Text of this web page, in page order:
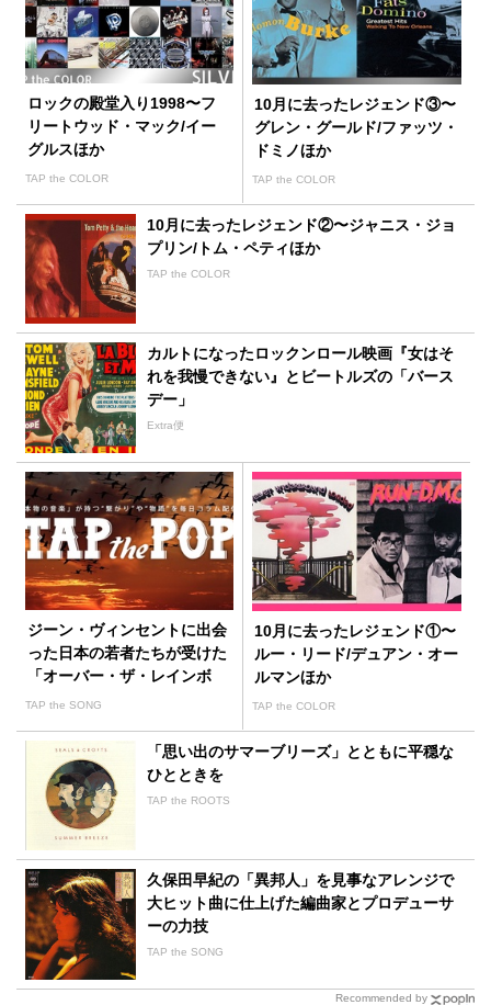
ロックの殿堂入り1998〜フ
リートウッド・マック/イー
グルスほか
TAP the COLOR
10月に去ったレジェンド③〜
グレン・グールド/ファッツ・
ドミノほか
TAP the COLOR
10月に去ったレジェンド②〜ジャニス・ジョ
プリン/トム・ペティほか
TAP the COLOR
カルトになったロックンロール映画『女はそ
れを我慢できない』とビートルズの「バース
デー」
Extra便
ジーン・ヴィンセントに出会
った日本の若者たちが受けた
「オーバー・ザ・レインボ
ウ」の静かなる衝撃
TAP the SONG
10月に去ったレジェンド①〜
ルー・リード/デュアン・オー
ルマンほか
TAP the COLOR
「思い出のサマーブリーズ」とともに平穏な
ひとときを
TAP the ROOTS
久保田早紀の「異邦人」を見事なアレンジで
大ヒット曲に仕上げた編曲家とプロデューサ
ーの力技
TAP the SONG
Recommended by